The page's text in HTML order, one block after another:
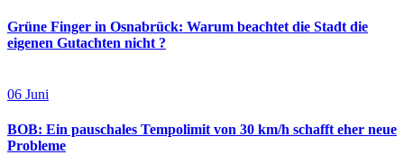
Grüne Finger in Osnabrück: Warum beachtet die Stadt die
eigenen Gutachten nicht ?
06 Juni
BOB: Ein pauschales Tempolimit von 30 km/h schafft eher neue
Probleme